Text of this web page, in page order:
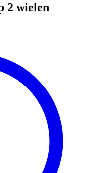
2 wielen